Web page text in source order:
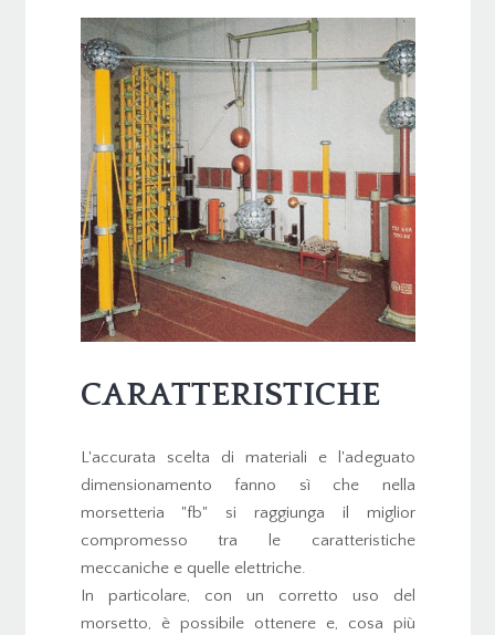
CARATTERISTICHE
L'accurata scelta di materiali e l'adeguato
dimensionamento fanno sì che nella
morsetteria "fb" si raggiunga il miglior
compromesso tra le caratteristiche
meccaniche e quelle elettriche.
In particolare, con un corretto uso del
morsetto, è possibile ottenere e, cosa più